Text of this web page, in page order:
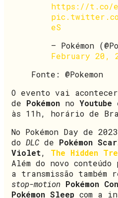
https://t.co/
eS
— Pokémon
February 20,
Fonte: @Pokemon
O evento vai
de Pokémon no Youtube
às 11h, horário de
No Pokémon Day de
do DLC de Pokémon
Violet, The Hidden
Além do novo
a transmissão também
stop-motion Pokémon
Pokémon Sleep com a